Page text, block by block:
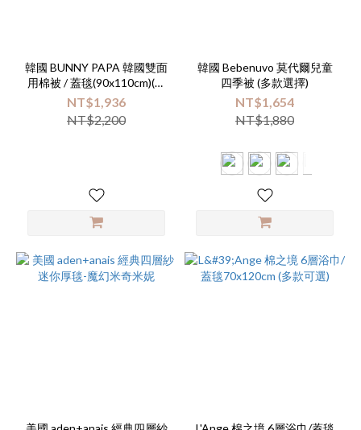
韓國 BUNNY PAPA 韓國雙面
用棉被 / 蓋毯(90x110cm)(多
款選擇)
NT$1,936
NT$2,200
韓國 Bebenuvo 莫代爾兒童
四季被 (多款選擇)
NT$1,654
NT$1,880